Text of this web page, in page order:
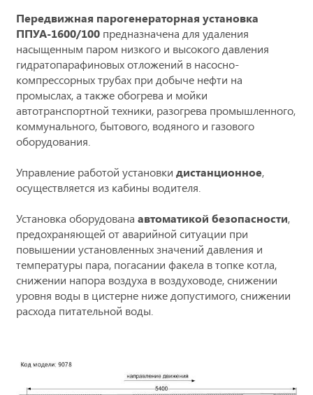
Передвижная парогенераторная установка
ППУА-1600/100 предназначена для удаления
насыщенным паром низкого и высокого давления
гидратопарафиновых отложений в насосно-
компрессорных трубах при добыче нефти на
промыслах, а также обогрева и мойки
автотранспортной техники, разогрева промышленного,
коммунального, бытового, водяного и газового
оборудования.
Управление работой установки дистанционное,
осуществляется из кабины водителя.
Установка оборудована автоматикой безопасности,
предохраняющей от аварийной ситуации при
повышении установленных значений давления и
температуры пара, погасании факела в топке котла,
снижении напора воздуха в воздуховоде, снижении
уровня воды в цистерне ниже допустимого, снижении
расхода питательной воды.